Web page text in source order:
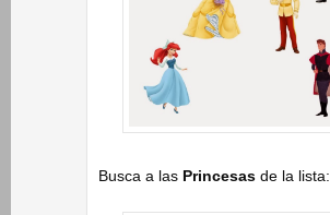
Busca a las Princesas de la lista: